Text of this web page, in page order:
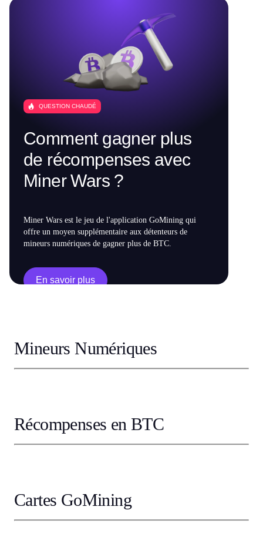
QUESTION CHAUDÉ
Comment gagner plus
de récompenses avec
Miner Wars ?
Miner Wars est le jeu de l'application GoMining qui
offre un moyen supplémentaire aux détenteurs de
mineurs numériques de gagner plus de BTC.
En savoir plus
Mineurs Numériques
Récompenses en BTC
Cartes GoMining